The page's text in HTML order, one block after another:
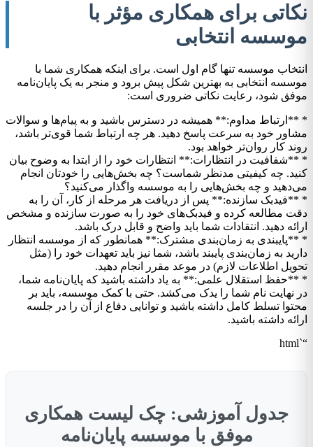
نکاتی برای همکاری مؤثر با
موسسه انتخابی
انتخاب موسسه تنها گام اول است. برای اینکه همکاری شما با
موسسه انتخابی به بهترین شکل پیش برود و منجر به یک پایان‌نامه
موفق شود، رعایت نکاتی ضروری است:
* **ارتباط مداوم:** همیشه در دسترس باشید و به پیام‌ها و سوالات
مشاور خود به سرعت پاسخ دهید. هر چه ارتباط شما قوی‌تر باشد،
روند کار روان‌تر خواهد بود.
* **شفافیت در انتظارات:** انتظارات خود را از ابتدا به وضوح بیان
کنید. چه کیفیتی مدنظر شماست؟ چه بخش‌هایی را خودتان انجام
می‌دهید و چه بخش‌هایی را به موسسه واگذار می‌کنید؟
* **فیدبک سازنده:** پس از دریافت هر مرحله از کار، آن را به
دقت مطالعه کرده و فیدبک‌های خود را به صورت سازنده و مشخص
ارائه دهید. انتقادات شما باید واضح و قابل درک باشد.
* **پایبندی به زمان‌بندی مشترک:** همانطور که از موسسه انتظار
دارید به زمان‌بندی پایبند باشد، شما نیز باید تعهدات خود را (مثل
تحویل اطلاعات لازم) در موعد مقرر انجام دهید.
* **حفظ استقلال علمی:** به یاد داشته باشید که پایان‌نامه شما،
در نهایت نام شما را یدک می‌کشد. حتی با کمک موسسه، باید بر
محتوا تسلط کامل داشته باشید و توانایی دفاع از آن را در جلسه
ارائه داشته باشید.
“`html
جدول آموزشی: چک لیست همکاری
موفق با موسسه پایان‌نامه